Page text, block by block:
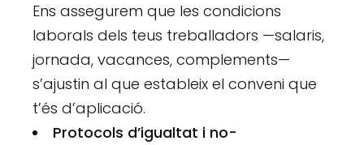
Ens assegurem que les condicions
laborals dels teus treballadors —salaris,
jornada, vacances, complements—
s’ajustin al que estableix el conveni que
t’és d’aplicació.
Protocols d’igualtat i no-